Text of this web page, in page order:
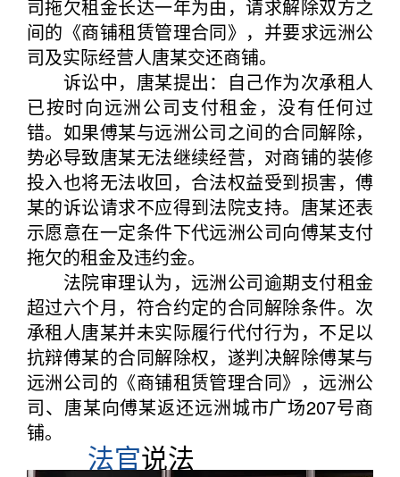
司拖欠租金长达一年为由，请求解除双方之
间的《商铺租赁管理合同》，并要求远洲公
司及实际经营人唐某交还商铺。
诉讼中，唐某提出：自己作为次承租人
已按时向远洲公司支付租金，没有任何过
错。如果傅某与远洲公司之间的合同解除，
势必导致唐某无法继续经营，对商铺的装修
投入也将无法收回，合法权益受到损害，傅
某的诉讼请求不应得到法院支持。唐某还表
示愿意在一定条件下代远洲公司向傅某支付
拖欠的租金及违约金。
法院审理认为，远洲公司逾期支付租金
超过六个月，符合约定的合同解除条件。次
承租人唐某并未实际履行代付行为，不足以
抗辩傅某的合同解除权，遂判决解除傅某与
远洲公司的《商铺租赁管理合同》，远洲公
司、唐某向傅某返还远洲城市广场207号商
铺。
法官说法